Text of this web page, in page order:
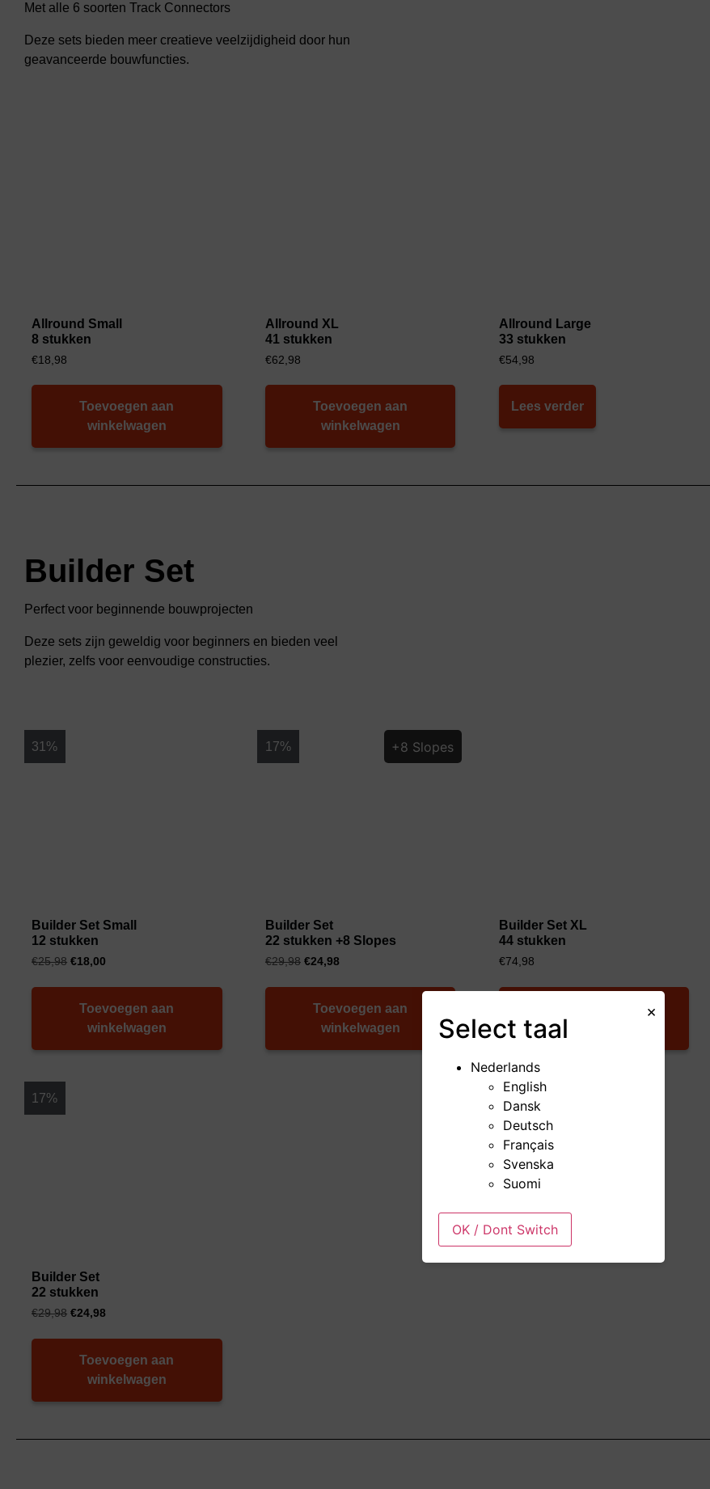
Met alle 6 soorten Track Connectors
Deze sets bieden meer creatieve veelzijdigheid door hun
geavanceerde bouwfuncties.
Allround Small
8 stukken
€18,98
Toevoegen aan
winkelwagen
Allround XL
41 stukken
€62,98
Toevoegen aan
winkelwagen
Allround Large
33 stukken
€54,98
Lees verder
Builder Set
Perfect voor beginnende bouwprojecten
Deze sets zijn geweldig voor beginners en bieden veel
plezier, zelfs voor eenvoudige constructies.
31%
Builder Set Small
12 stukken
€25,98 €18,00
Toevoegen aan
winkelwagen
17% +8 Slopes
Builder Set
22 stukken +8 Slopes
€29,98 €24,98
Toevoegen aan
winkelwagen
Builder Set XL
44 stukken
€74,98
winkelwagen
17%
Builder Set
22 stukken
€29,98 €24,98
Toevoegen aan
winkelwagen
×
Select taal
Nederlands
English
Dansk
Deutsch
Français
Svenska
Suomi
OK / Dont Switch